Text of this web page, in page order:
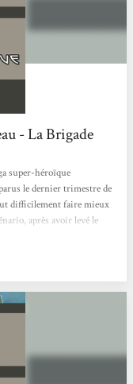
- La Brigade
super-héroïque
le dernier trimestre de
difficilement faire mieux
après avoir levé le
Jean Sévérac et sur ce